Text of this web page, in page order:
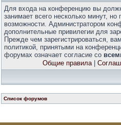
Для входа на конференцию вы
занимает всего несколько минут,
возможности. Администратором
дополнительные привилегии для
Прежде чем зарегистрироваться,
политикой, принятыми на
форумах означает согласие со
Общие правила|
Список форумов